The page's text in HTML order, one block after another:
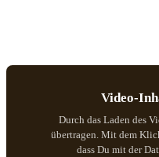
Video-
Durch das Laden des
übertragen. Mit dem
dass Du mit der